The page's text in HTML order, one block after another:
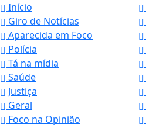
Início
Giro de Notícias
Aparecida em Foco
Polícia
Tá na mídia
Saúde
Justiça
Geral
Foco na Opinião